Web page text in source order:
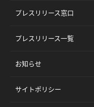
プレスリリース窓口
プレスリリース一覧
お知らせ
サイトポリシー